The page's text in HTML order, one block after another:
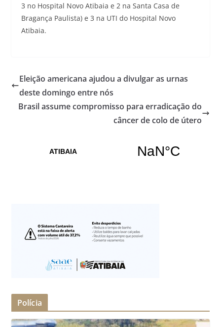
3 no Hospital Novo Atibaia e 2 na Santa Casa de
Bragança Paulista) e 3 na UTI do Hospital Novo
Atibaia.
Eleição americana ajudou a divulgar as urnas
deste domingo entre nós
Brasil assume compromisso para erradicação do
câncer de colo de útero
Polícia